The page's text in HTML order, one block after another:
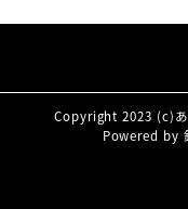
Copyright 2023 (c)
Powered by